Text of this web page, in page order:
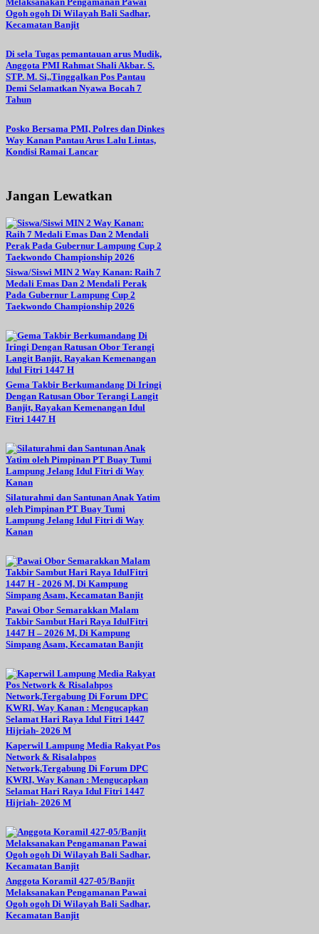
Ogoh ogoh Di Wilayah Bali Sadhar,
Kecamatan Banjit
Di sela Tugas pemantauan arus Mudik,
Anggota PMI Rahmat Shali Akbar. S.
STP. M. Si,,Tinggalkan Pos Pantau
Demi Selamatkan Nyawa Bocah 7
Tahun
Posko Bersama PMI, Polres dan Dinkes
Way Kanan Pantau Arus Lalu Lintas,
Kondisi Ramai Lancar
Jangan Lewatkan
Siswa/Siswi MIN 2 Way Kanan: Raih 7
Medali Emas Dan 2 Mendali Perak
Pada Gubernur Lampung Cup 2
Taekwondo Championship 2026
Gema Takbir Berkumandang Di Iringi
Dengan Ratusan Obor Terangi Langit
Banjit, Rayakan Kemenangan Idul
Fitri 1447 H
Silaturahmi dan Santunan Anak Yatim
oleh Pimpinan PT Buay Tumi
Lampung Jelang Idul Fitri di Way
Kanan
Pawai Obor Semarakkan Malam
Takbir Sambut Hari Raya IdulFitri
1447 H – 2026 M, Di Kampung
Simpang Asam, Kecamatan Banjit
Kaperwil Lampung Media Rakyat Pos
Network & Risalahpos
Network,Tergabung Di Forum DPC
KWRI, Way Kanan : Mengucapkan
Selamat Hari Raya Idul Fitri 1447
Hijriah- 2026 M
Anggota Koramil 427-05/Banjit
Melaksanakan Pengamanan Pawai
Ogoh ogoh Di Wilayah Bali Sadhar,
Kecamatan Banjit